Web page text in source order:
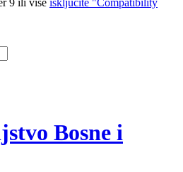
9 ili više isključite "Compatibility
Bosne i